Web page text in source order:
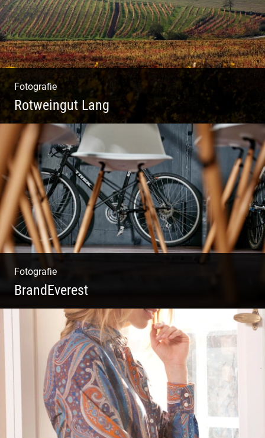
Fotografie
Rotweingut Lang
Rotweine aus Österreich | Genussvolle
Weinprobe | Herbstliche Weinberge | Uriger
Weinkeller
Fotografie
BrandEverest
Kommunikationsfotografie | Branding mit
Bildwelten | Markenerlebnisse | Corporate
Design